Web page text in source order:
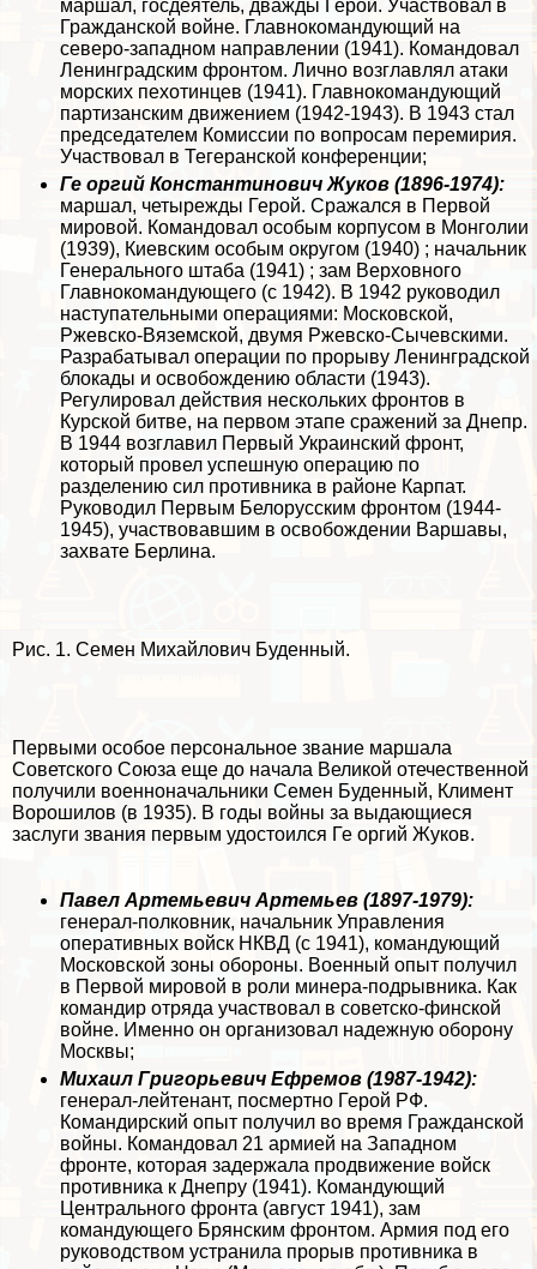
маршал, госдеятель, дважды Герой. Участвовал в
Гражданской войне. Главнокомaндующий на
северо-западном направлении (1941). Комaндовал
Ленинградским фронтом. Лично возглавлял атаки
морских пехотинцев (1941). Главнокомaндующий
партизанским движением (1942-1943). В 1943 стал
председателем Комиссии по вопросам перемирия.
Участвовал в Тегеранской конференции;
Ге opгий Константинович Жуков (1896-1974):
маршал, четырежды Герой. Сражался в Первой
мировой. Комaндовал особым корпусом в Монголии
(1939), Киевским особым округом (1940) ; начальник
Генерального штаба (1941) ; зам Верховного
Главнокомaндующего (с 1942). В 1942 руководил
наступательными операциями: Московской,
Ржевско-Вяземской, двумя Ржевско-Сычевскими.
Разpaбатывал операции по прорыву Ленинградской
блокады и освобождению области (1943).
Регулировал действия нескольких фронтов в
Курской битве, на первом этапе сражений за Днепр.
В 1944 возглавил Первый Украинский фронт,
который провел успешную операцию по
разделению сил противника в районе Карпат.
Руководил Первым Белорусским фронтом (1944-
1945), участвовавшим в освобождении Варшавы,
захвате Берлина.
Рис. 1. Семен Михайлович Буденный.
Первыми особое персональное звание маршала
Советского Союза еще до начала Великой отечественной
получили военноначальники Семен Буденный, Климент
Ворошилов (в 1935). В годы войны за выдающиеся
заслуги звания первым удостоился Ге opгий Жуков.
Павел Артемьевич Артемьев (1897-1979):
генерал-полковник, начальник Управления
оперативных войск НКВД (с 1941), комaндующий
Московской зоны обороны. Военный опыт получил
в Первой мировой в роли минера-подрывника. Как
комaндир отряда участвовал в советско-финской
войне. Именно он организовал надежную оборону
Москвы;
Михаил Григорьевич Ефремов (1987-1942):
генерал-лейтенант, поcмepтно Герой РФ.
Комaндирский опыт получил во время Гражданской
войны. Комaндовал 21 армией на Западном
фронте, которая задержала продвижение войск
противника к Днепру (1941). Комaндующий
Центрального фронта (август 1941), зам
комaндующего Брянским фронтом. Армия под его
руководством устранила прорыв противника в